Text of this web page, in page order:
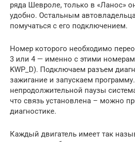
ряда Шевроле, только в «Ланос»
удобно. Остальным
помучаться с его подключением.
Номер которого необходимо
3 или 4 — именно с этими
KWP_D). Подключаем разъем
зажигание и запускаем
непродолжительной паузы
что связь установлена – можно
диагностике.
Каждый двигатель имеет так